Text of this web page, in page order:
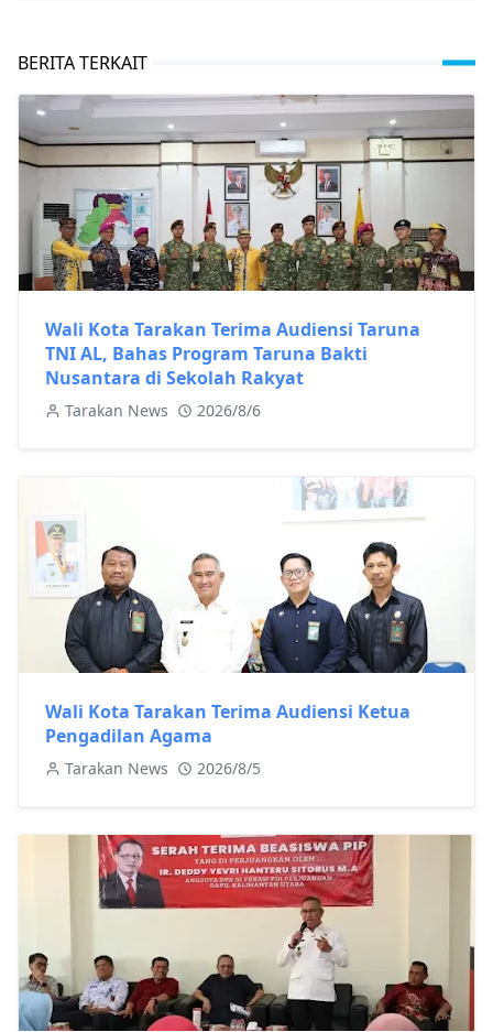
BERITA TERKAIT
Wali Kota Tarakan Terima Audiensi Taruna
TNI AL, Bahas Program Taruna Bakti
Nusantara di Sekolah Rakyat
Tarakan News 2026/8/6
Wali Kota Tarakan Terima Audiensi Ketua
Pengadilan Agama
Tarakan News 2026/8/5